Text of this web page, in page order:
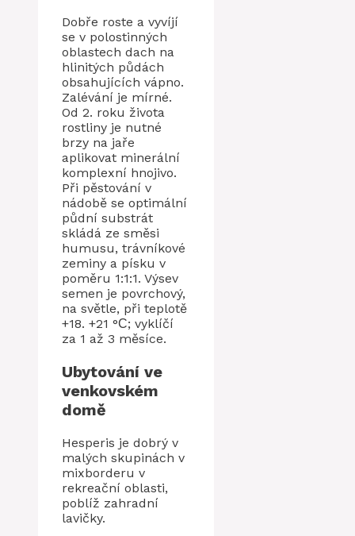
Dobře roste a vyvíjí
se v polostinných
oblastech dach na
hlinitých půdách
obsahujících vápno.
Zalévání je mírné.
Od 2. roku života
rostliny je nutné
brzy na jaře
aplikovat minerální
komplexní hnojivo.
Při pěstování v
nádobě se optimální
půdní substrát
skládá ze směsi
humusu, trávníkové
zeminy a písku v
poměru 1:1:1. Výsev
semen je povrchový,
na světle, při teplotě
+18. +21 °С; vyklíčí
za 1 až 3 měsíce.
Ubytování ve
venkovském
domě
Hesperis je dobrý v
malých skupinách v
mixborderu v
rekreační oblasti,
poblíž zahradní
lavičky.